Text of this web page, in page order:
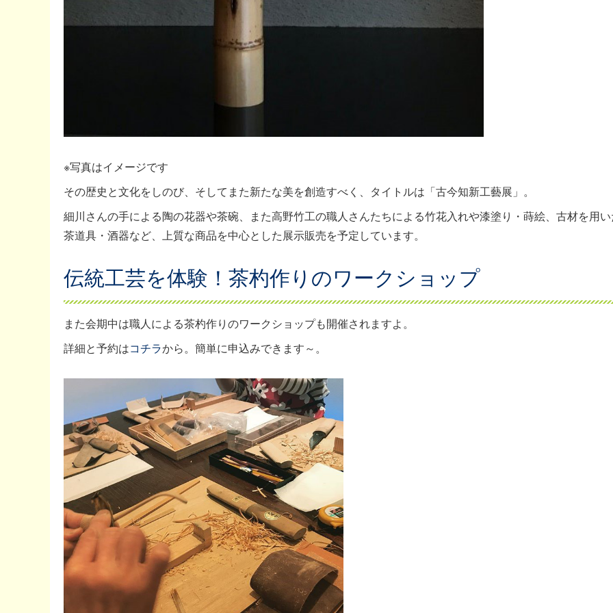
※写真はイメージです
その歴史と文化をしのび、そしてまた新たな美を創造すべく、タイトルは「古今知新工藝展」。
細川さんの手による陶の花器や茶碗、また高野竹工の職人さんたちによる竹花入れや漆塗り・蒔絵、古材を用
茶道具・酒器など、上質な商品を中心とした展示販売を予定しています。
伝統工芸を体験！茶杓作りのワークショップ
また会期中は職人による茶杓作りのワークショップも開催されますよ。
詳細と予約はコチラから。簡単に申込みできます～。